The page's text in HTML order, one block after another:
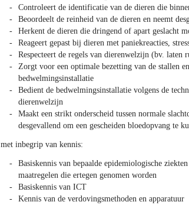
Controleert de identificatie van de dieren die
Beoordeelt de reinheid van de dieren en neemt
Herkent de dieren die dringend of apart geslacht
Reageert gepast bij dieren met paniekreacties,
Respecteert de regels van dierenwelzijn (bv.
Zorgt voor een optimale bezetting van de stallen
bedwelmingsinstallatie
Bedient de bedwelmingsinstallatie volgens de
dierenwelzijn
Maakt een strikt onderscheid tussen normale
desgevallend om een gescheiden bloedopvang te
met inbegrip van kennis:
Basiskennis van bepaalde epidemiologische
maatregelen die ertegen genomen worden
Basiskennis van ICT
Kennis van de verdovingsmethoden en apparatuur